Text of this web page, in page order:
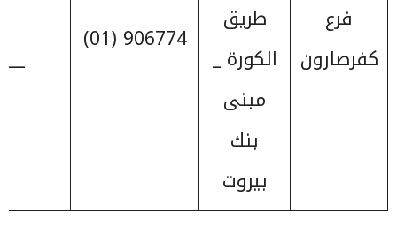
فرع
كفرصارون
طريق
الكورة _
مبنى
بنك
بيروت
906774 (01)